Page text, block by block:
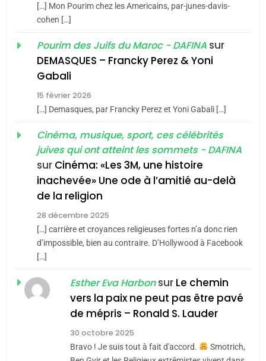
«Tu dis génocide, je dis
guerre»: La nouvelle
Tout sur la Nostalgie
SOUVENIRS
l’alliance pourrait
s’étendre à 13 pays
d’Amérique latine
ISRAÉL JUDAISME
2025, l’année la plus
meurtrière selon le
rapport d’ADL contre
l’antisémitisme
FRANCE ISRAÉL
FIÈRE, DIGNE ET RÉSILIENTE :
[…] Mon Pourim chez les Americains, par-junes-davis-
cohen […]
Pourim des Juifs du Maroc - DAFINA sur
DEMASQUES – Francky Perez & Yoni
Gabali
15 février 2026
[…] Demasques, par Francky Perez et Yoni Gabali […]
Cinéma, musique, sport, ces célébrités
juives qui ont atteint les sommets - DAFINA
sur Cinéma: «Les 3M, une histoire
inachevée» Une ode à l’amitié au-delà
de la religion
28 décembre 2025
[…] carrière et croyances religieuses fortes n’a donc rien
d’impossible, bien au contraire. D’Hollywood à Facebook
[…]
Esther Eva Harbonsur Le chemin
vers la paix ne peut pas être pavé
de mépris – Ronald S. Lauder
30 octobre 2025
Bravo ! Je suis tout à fait d'accord.
Smotrich,
2025, l’année la plus
d’ADL contre
l’antisémitisme
FRANCE ISRAÉL
POURQUOI JE REVENDIQUE
Zrihen-Dvir
CE QUI NOUS MANQUE –
Jacques Hadida
JUDAISME
Maroc : Les amandes de
Azilal consacrés produits
du terroir
DAFINA MAROC
Oeil ravageur – Vanessa De
Loya Stauber
CINEMA ISRAÉL